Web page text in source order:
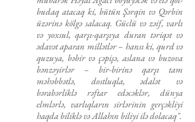
budaq atacaq ki, bütün Şәrqin vә Qәrbin
üzərinə kölgə salacaq. Güclü və zəif, varlı
və yoxsul, qarşı-qarşıya duran təriqət və
ədavət aparan millətlər – hansı ki, qurd və
quzuya, bəbir və çəpişə, aslana və buzova
bənzəyirlər – bir-birinə qarşı tam
məhəbbətlə, dostluqla, ədalət və
bərabərliklə rəftar edəcəklər, dünya
elmlәrlә, varlıqların sirlәrinin gerçəkliyi
haqda biliklə və Allahın biliyi ilә dolacaq".